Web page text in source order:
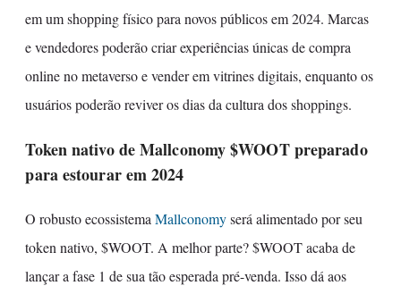
em um shopping físico para novos públicos em 2024. Marcas
e vendedores poderão criar experiências únicas de compra
online no metaverso e vender em vitrines digitais, enquanto os
usuários poderão reviver os dias da cultura dos shoppings.
Token nativo de Mallconomy $WOOT preparado
para estourar em 2024
O robusto ecossistemaMallconomyserá alimentado por seu
token nativo, $WOOT. A melhor parte? $WOOT acaba de
lançar a fase 1 de sua tão esperada pré-venda. Isso dá aos